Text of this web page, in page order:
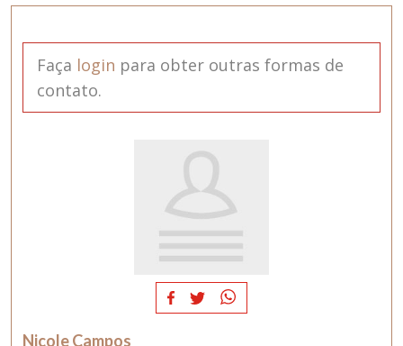
Faça login para obter outras formas de
contato.
Nicole Campos